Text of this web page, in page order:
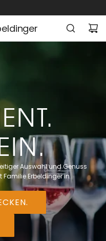
Auswahl und Genuss
Erbeldinger in